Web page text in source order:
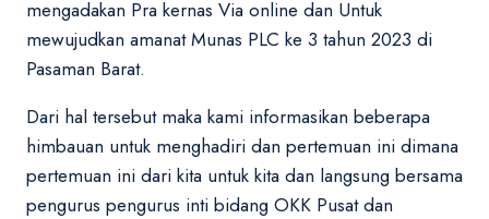
mengadakan Pra kernas Via online dan Untuk
mewujudkan amanat Munas PLC ke 3 tahun 2023 di
Pasaman Barat.
Dari hal tersebut maka kami informasikan beberapa
himbauan untuk menghadiri dan pertemuan ini dimana
pertemuan ini dari kita untuk kita dan langsung bersama
pengurus pengurus inti bidang OKK Pusat dan